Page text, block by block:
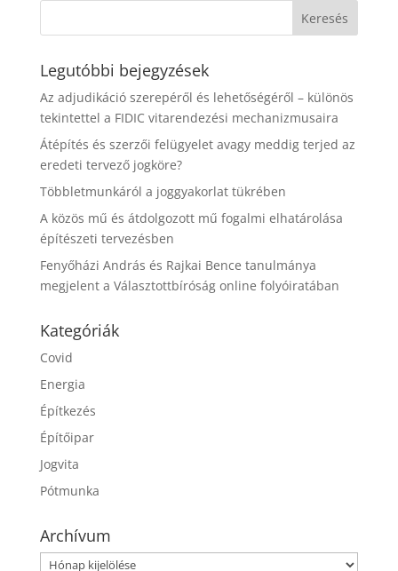
Legutóbbi bejegyzések
Az adjudikáció szerepéről és lehetőségéről – különös
tekintettel a FIDIC vitarendezési mechanizmusaira
Átépítés és szerzői felügyelet avagy meddig terjed az
eredeti tervező jogköre?
Többletmunkáról a joggyakorlat tükrében
A közös mű és átdolgozott mű fogalmi elhatárolása
építészeti tervezésben
Fenyőházi András és Rajkai Bence tanulmánya
megjelent a Választottbíróság online folyóiratában
Kategóriák
Covid
Energia
Építkezés
Építőipar
Jogvita
Pótmunka
Archívum
Archívum